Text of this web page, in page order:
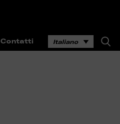
Contatti Italiano